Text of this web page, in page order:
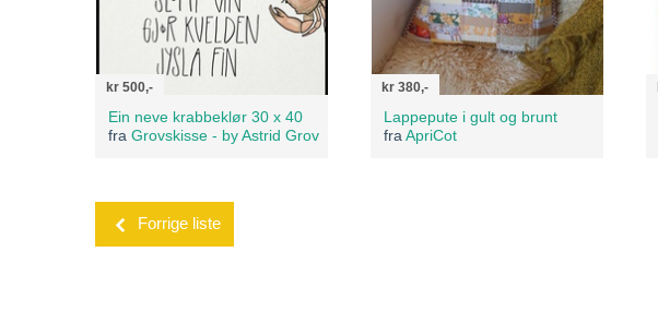
kr 500,-
Ein neve krabbeklør 30 x 40
fra Grovskisse - by Astrid Grov
kr 380,-
Lappepute i gult og brunt
fra ApriCot
Forrige liste